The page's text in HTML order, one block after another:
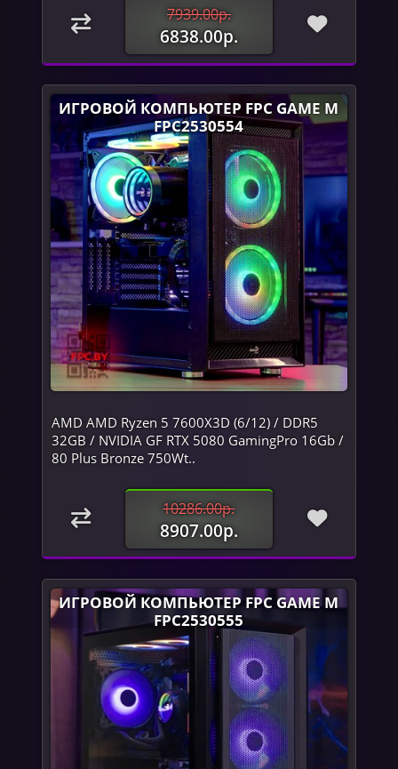
7939.00р.
6838.00р.
ИГРОВОЙ КОМПЬЮТЕР FPC GAME M
FPC2530554
AMD AMD Ryzen 5 7600X3D (6/12) / DDR5
32GB / NVIDIA GF RTX 5080 GamingPro 16Gb /
80 Plus Bronze 750Wt..
10286.00р.
8907.00р.
ИГРОВОЙ КОМПЬЮТЕР FPC GAME M
FPC2530555